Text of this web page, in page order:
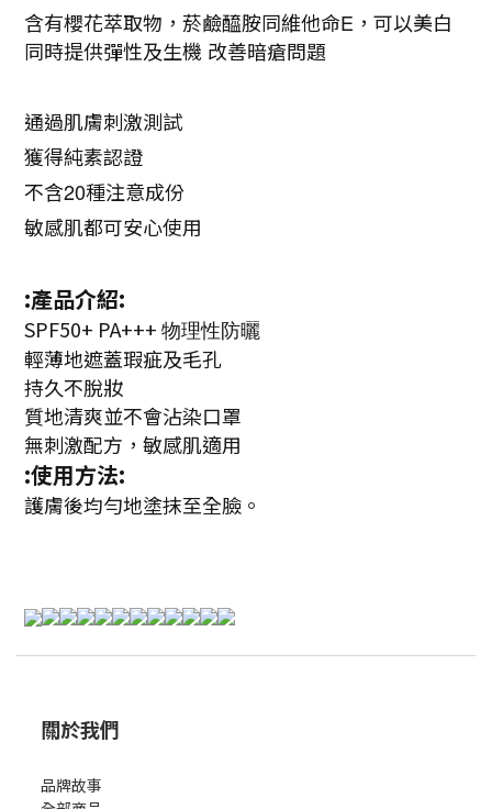
含有櫻花萃取物，菸鹼醯胺同維他命E ，可以美白
同時提供彈性及生機 改善暗瘡問題
通過肌膚刺激測試
獲得純素認證
不含20種注意成份
敏感肌都可安心使用
:產品介紹:
SPF50+ PA+++ 物理性防曬
輕薄地遮蓋瑕疵及毛孔
持久不脫妝
質地清爽並不會沾染口罩
無刺激配方，敏感肌適用
:使用方法:
護膚後均勻地塗抹至全臉。
關於我們
品牌故事